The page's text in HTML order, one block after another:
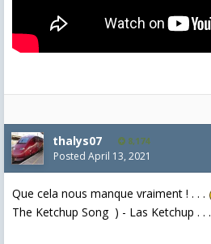
thalys07 8,174
Posted April 13, 2021
Que cela nous manque vraiment ! . . .
The Ketchup Song ) - Las Ketchup . . .